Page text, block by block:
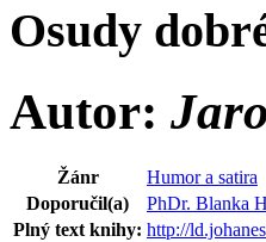
Osudy
Autor:
Žánr
Humor a satira
Doporučil(a)
PhDr. Blanka
Plný text knihy: http://